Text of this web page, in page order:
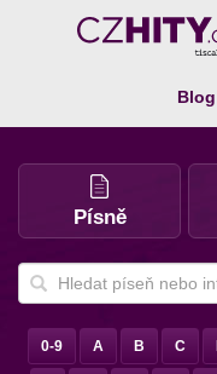
Blog
Písně
0-9 A B C